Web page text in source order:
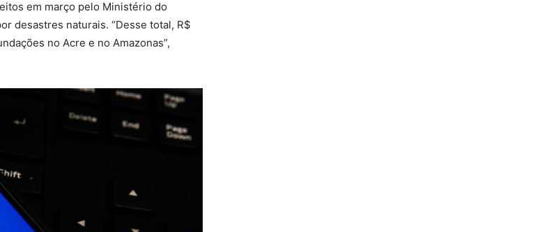
em março pelo Ministério do
desastres naturais. “Desse total, R$
no Acre e no Amazonas”,